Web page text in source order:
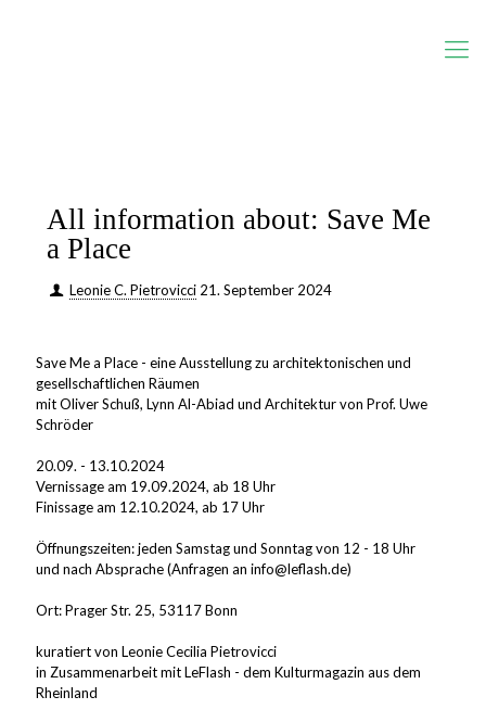
All information about: Save Me
a Place
Leonie C. Pietrovicci 21. September 2024
Save Me a Place - eine Ausstellung zu architektonischen und
gesellschaftlichen Räumen
mit Oliver Schuß, Lynn Al-Abiad und Architektur von Prof. Uwe
Schröder
20.09. - 13.10.2024
Vernissage am 19.09.2024, ab 18 Uhr
Finissage am 12.10.2024, ab 17 Uhr
Öffnungszeiten: jeden Samstag und Sonntag von 12 - 18 Uhr
und nach Absprache (Anfragen an info@leflash.de)
Ort: Prager Str. 25, 53117 Bonn
kuratiert von Leonie Cecilia Pietrovicci
in Zusammenarbeit mit LeFlash - dem Kulturmagazin aus dem
Rheinland